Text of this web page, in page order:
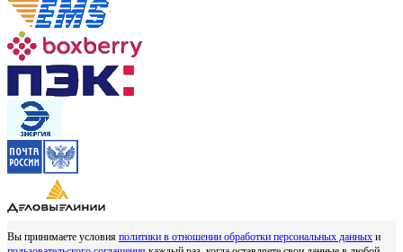
Вы принимаете условия политики в отношении обработки персональных данных и